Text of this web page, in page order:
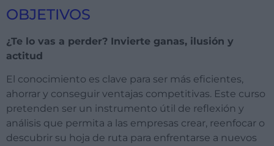
OBJETIVOS
¿Te lo vas a perder? Invierte ganas, ilusión y
actitud
El conocimiento es clave para ser más eficientes,
ahorrar y conseguir ventajas competitivas. Este curso
pretenden ser un instrumento útil de reflexión y
análisis que permita a las empresas crear, reenfocar o
descubrir su hoja de ruta para enfrentarse a nuevos